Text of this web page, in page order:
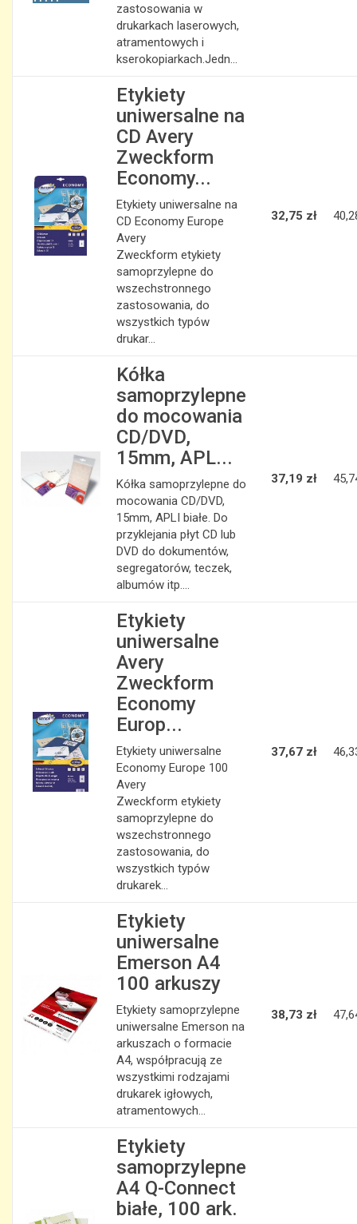
zastosowania w
drukarkach laserowych,
atramentowych i
kserokopiarkach.Jedn...
Etykiety
uniwersalne na
CD Avery
Zweckform
Economy...
Etykiety uniwersalne na
CD Economy Europe
Avery
Zweckform etykiety
samoprzylepne do
wszechstronnego
zastosowania, do
wszystkich typów
drukar...
32,75 zł
Kółka
samoprzylepne
do mocowania
CD/DVD,
15mm, APL...
Kółka samoprzylepne do
mocowania CD/DVD,
15mm, APLI białe. Do
przyklejania płyt CD lub
DVD do dokumentów,
segregatorów, teczek,
albumów itp....
37,19 zł
Etykiety
uniwersalne
Avery
Zweckform
Economy
Europ...
Etykiety uniwersalne
Economy Europe 100
Avery
Zweckform etykiety
samoprzylepne do
wszechstronnego
zastosowania, do
wszystkich typów
drukarek...
37,67 zł
Etykiety
uniwersalne
Emerson A4
100 arkuszy
Etykiety samoprzylepne
uniwersalne Emerson na
arkuszach o formacie
A4, współpracują ze
wszystkimi rodzajami
drukarek igłowych,
atramentowych...
38,73 zł
Etykiety
samoprzylepne
A4 Q-Connect
białe, 100 ark.